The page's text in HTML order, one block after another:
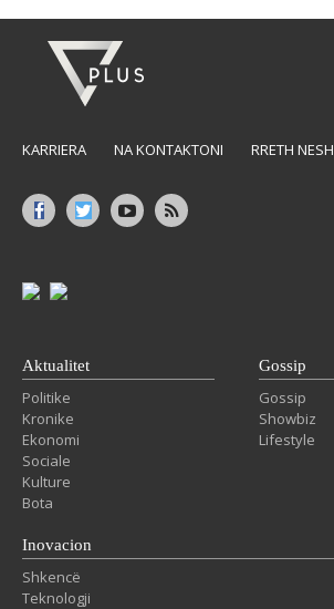
KARRIERA NA KONTAKTONI RRETH NESH
Aktualitet
Politike
Kronike
Ekonomi
Sociale
Kulture
Bota
Gossip
Gossip
Showbiz
Lifestyle
Inovacion
Shkencë
Teknologji